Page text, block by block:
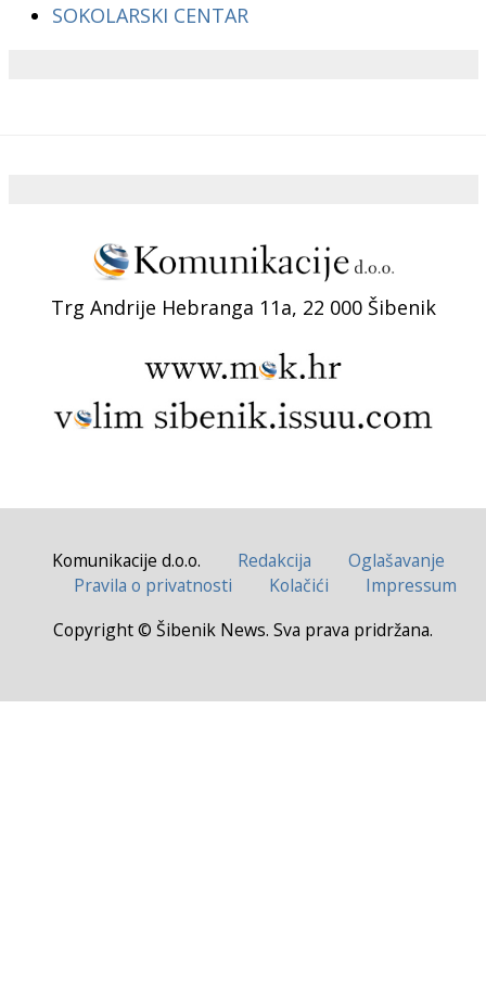
SOKOLARSKI CENTAR
Trg Andrije Hebranga 11a, 22 000 Šibenik
Komunikacije d.o.o. Redakcija
Oglašavanje
Pravila o privatnosti
Kolačići
Impressum
Copyright © Šibenik News. Sva prava pridržana.